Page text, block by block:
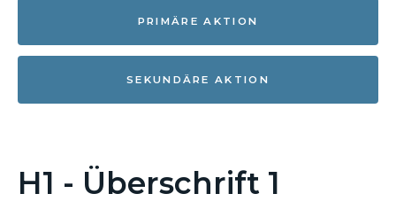
PRIMÄRE AKTION
SEKUNDÄRE AKTION
H1 - Überschrift 1